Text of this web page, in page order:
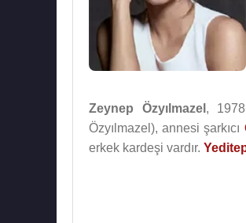
Zeynep Özyılmazel , 1978
Özyılmazel), annesi şarkıcı
erkek kardeşi vardır.